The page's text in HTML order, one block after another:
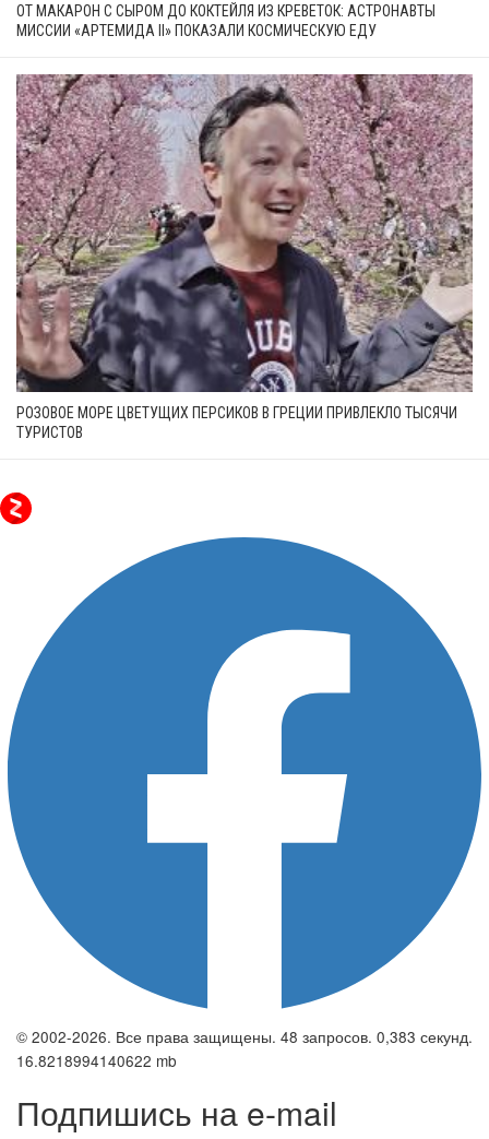
ОТ МАКАРОН С СЫРОМ ДО КОКТЕЙЛЯ ИЗ КРЕВЕТОК: АСТРОНАВТЫ
МИССИИ «АРТЕМИДА II» ПОКАЗАЛИ КОСМИЧЕСКУЮ ЕДУ
РОЗОВОЕ МОРЕ ЦВЕТУЩИХ ПЕРСИКОВ В ГРЕЦИИ ПРИВЛЕКЛО ТЫСЯЧИ
ТУРИСТОВ
© 2002-2026. Все права защищены. 48 запросов. 0,383 секунд.
16.8218994140622 mb
Подпишись на e-mail